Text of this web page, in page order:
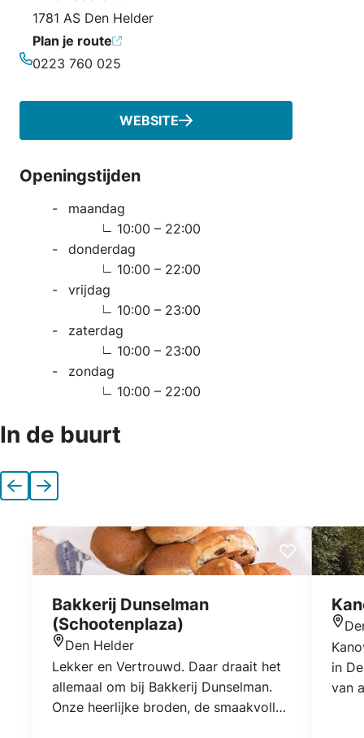
1781 AS Den Helder
Plan je route
0223 760 025
WEBSITE
Openingstijden
maandag
10:00 – 22:00
donderdag
10:00 – 22:00
vrijdag
10:00 – 23:00
zaterdag
10:00 – 23:00
zondag
10:00 – 22:00
In de buurt
VorigeVolgende
Bakkerij Dunselman
(Schootenplaza)
Locatie
Den Helder
Lekker en Vertrouwd. Daar draait het
allemaal om bij Bakkerij Dunselman.
Onze heerlijke broden, de smaakvolle
in
van